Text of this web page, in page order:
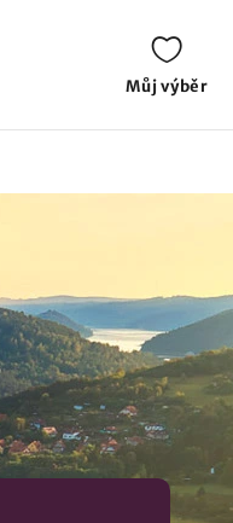
Můj výběr